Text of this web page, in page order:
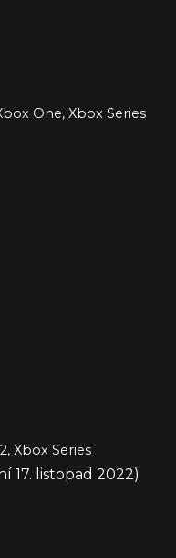
One, Xbox Series
Xbox Series
17. listopad 2022)